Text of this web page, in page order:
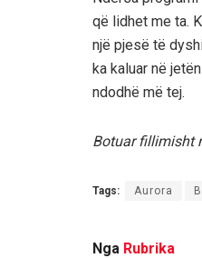
që lidhet me ta.
një pjesë të
ka kaluar në
ndodhë më tej.
Botuar fillimisht
Tags: Aurora
Nga Rubrika